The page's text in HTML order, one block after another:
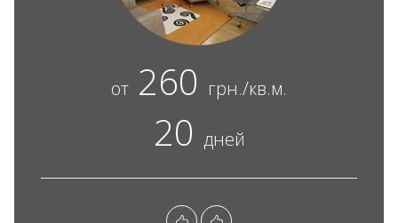
от 260 грн./кв.м.
20 дней